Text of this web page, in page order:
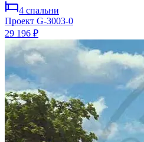
4 спальни
Проект G-3003-0
29 196 ₽